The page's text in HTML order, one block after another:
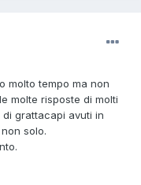
molto tempo ma non
molte risposte di molti
grattacapi avuti in
solo.